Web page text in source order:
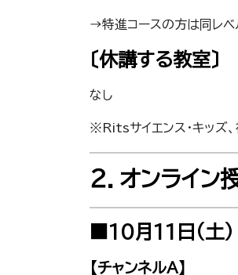
→特進コースの方は同レ
〔休講する教室〕
なし
※Ritsサイエンス・キッズ
２．オンライン
■10月11日（土）
【チャンネルA】